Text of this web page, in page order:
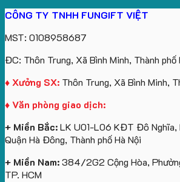
Công
Ty
Lữ
lớn
logo
Trung
số
lượng
lớn
theo
cầu
bông
giấy
logo
CÔNG TY TNHH FUNGIFT VIỆT
MST: 0108958687
ĐC: Thôn Trung, Xã Bình Minh, Thành phố
♦ Xưởng SX: Thôn Trung, Xã Bình Minh,
♦ Văn phòng giao dịch:
+ Miền Bắc:LK U01-L06 KĐT Đô Nghĩa,
Quận Hà Đông, Thành phố Hà Nội
+ Miền Nam:384/2G2 Cộng Hòa,
TP. HCM